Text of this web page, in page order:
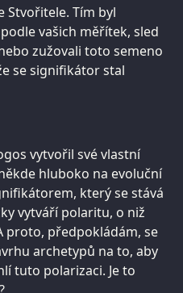
Stvořitele. Tím byl
vašich měřítek, sled
zužovali toto semeno
se signifikátor stal
vytvořil své vlastní
hluboko na evoluční
který se stává
vytváří polaritu, o niž
proto, předpokládám, se
archetypů na to, aby
tuto polarizaci. Je to